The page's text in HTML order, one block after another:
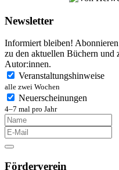
Newsletter
Informiert bleiben!
zu den aktuellen Büchern und
Autor:innen.
Veranstaltungshinweise
alle zwei Wochen
Neuerscheinungen
4–7 mal pro Jahr
Förderverein